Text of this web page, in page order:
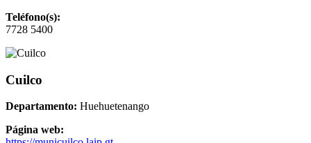
Teléfono(s):
7728 5400
Cuilco
Departamento: Huehuetenango
Página web: